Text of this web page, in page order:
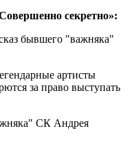
секретно»:
бывшего "важняка"
артисты
за право выступать
СК Андрея